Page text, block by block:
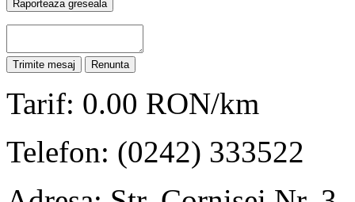
Tarif: 0.00 RON/km
Telefon: (0242) 333522